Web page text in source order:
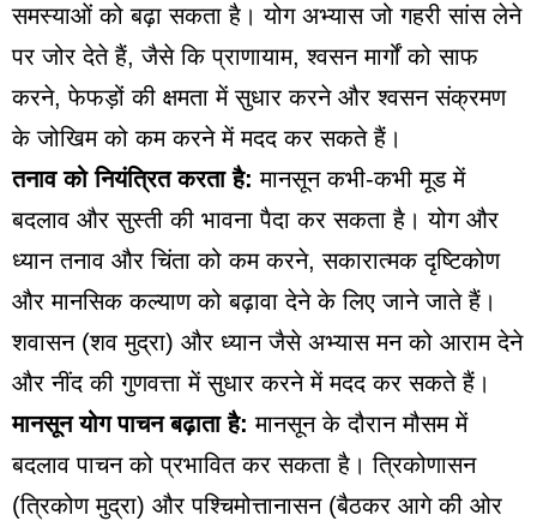
समस्याओं को बढ़ा सकता है। योग अभ्यास जो गहरी सांस लेने
पर जोर देते हैं, जैसे कि प्राणायाम, श्वसन मार्गों को साफ
करने, फेफड़ों की क्षमता में सुधार करने और श्वसन संक्रमण
के जोखिम को कम करने में मदद कर सकते हैं।
तनाव को नियंत्रित करता है: मानसून कभी-कभी मूड में
बदलाव और सुस्ती की भावना पैदा कर सकता है। योग और
ध्यान तनाव और चिंता को कम करने, सकारात्मक दृष्टिकोण
और मानसिक कल्याण को बढ़ावा देने के लिए जाने जाते हैं।
शवासन (शव मुद्रा) और ध्यान जैसे अभ्यास मन को आराम देने
और नींद की गुणवत्ता में सुधार करने में मदद कर सकते हैं।
मानसून योग पाचन बढ़ाता है: मानसून के दौरान मौसम में
बदलाव पाचन को प्रभावित कर सकता है। त्रिकोणासन
(त्रिकोण मुद्रा) और पश्चिमोत्तानासन (बैठकर आगे की ओर